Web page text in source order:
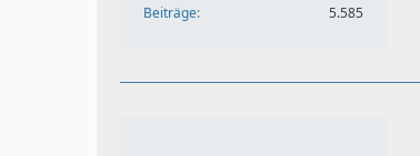
Beiträge
5.585